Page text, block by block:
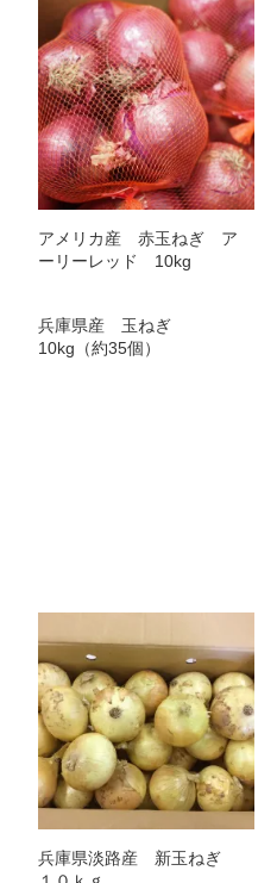
アメリカ産 赤玉ねぎ ア
ーリーレッド 10kg
兵庫県産 玉ねぎ
10kg（約35個）
兵庫県淡路産 新玉ねぎ